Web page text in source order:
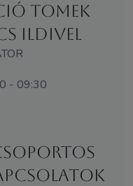
Tomek
Ildivel
- 09:30